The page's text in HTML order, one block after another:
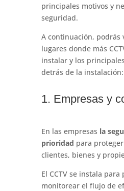
principales motivos y
seguridad.
A continuación, podrás
lugares donde más
instalar y los
detrás de la instalación:
1. Empresas y
En las empresas la
prioridad para
clientes, bienes y
El CCTV se instala
monitorear el flujo de